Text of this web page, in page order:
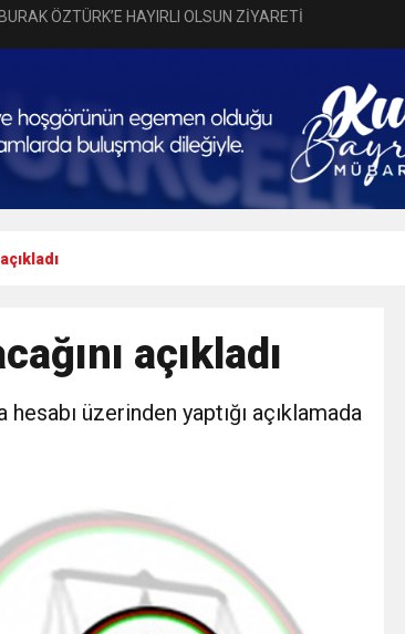
ÖZTÜRK’E HAYIRLI OLSUN ZİYARETİ
GÖRÜNENDEN DAHA FAZLASI MI VAR?
Açıldı
BAYRAMI MESAJI
SEVGİ SELİ
DOKUNAN ZİYARET
açıkladı
üzerinden yaptığı açıklamada